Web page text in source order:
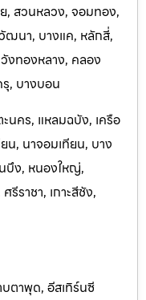
, สวนหลวง, จอมทอง,
ฒนา, บางแค, หลักสี่,
งทองหลาง, คลอง
, บางบอน
นคร, แหลมฉบัง, เครือ
น, นาจอมเทียน, บาง
บึง, หนองใหญ่,
ราชา, เกาะสีชัง,
บตาพุด, อีสเทิร์นซี